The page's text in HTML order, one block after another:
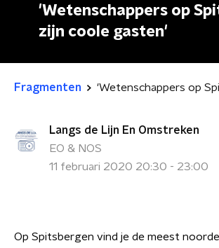
'Wetenschappers op
zijn coole gasten'
Fragmenten
Langs de Lijn En Omstreken
EO & NOS
11 februari 2020 20:30 - 23:00
Op Spitsbergen vind je de meest